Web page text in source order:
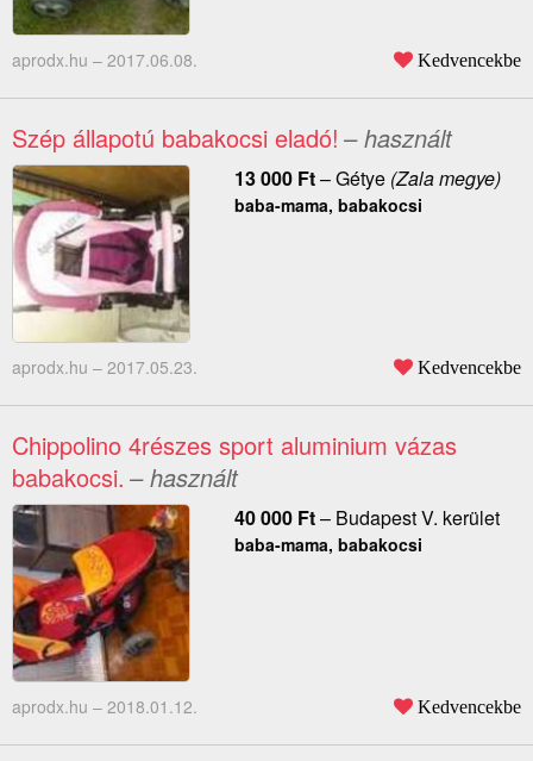
aprodx.hu – 2017.06.08. Kedvencekbe
Szép állapotú babakocsi eladó! – használt
13 000 Ft–Gétye(Zala megye)
baba-mama, babakocsi
aprodx.hu – 2017.05.23. Kedvencekbe
Chippolino 4részes sport aluminium vázas
babakocsi. – használt
40 000 Ft– Budapest V. kerület
baba-mama, babakocsi
aprodx.hu – 2018.01.12. Kedvencekbe